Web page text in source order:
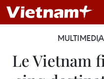
MULTIMEDIA
Le Vietnam